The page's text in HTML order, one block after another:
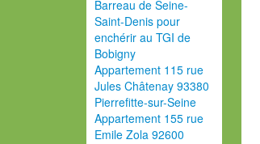
Barreau de Seine-
Saint-Denis pour
enchérir au TGI de
Bobigny
Appartement 115 rue
Jules Châtenay 93380
Pierrefitte-sur-Seine
Appartement 155 rue
Emile Zola 92600